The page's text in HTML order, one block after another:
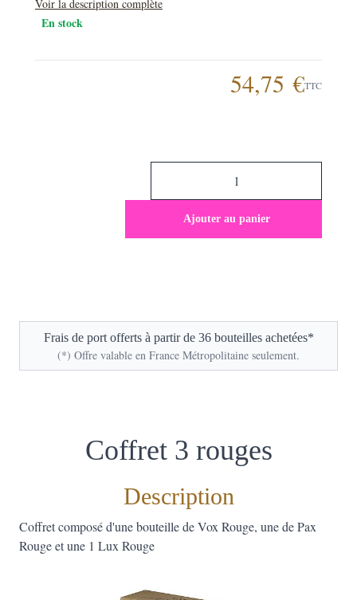
Voir la description complète
En stock
54,75 €TTC
Ajouter au panier
Frais de port offerts à partir de 36 bouteilles achetées*
(*) Offre valable en France Métropolitaine seulement.
Coffret 3 rouges
Description
Coffret composé d'une bouteille de Vox Rouge, une de Pax
Rouge et une 1 Lux Rouge